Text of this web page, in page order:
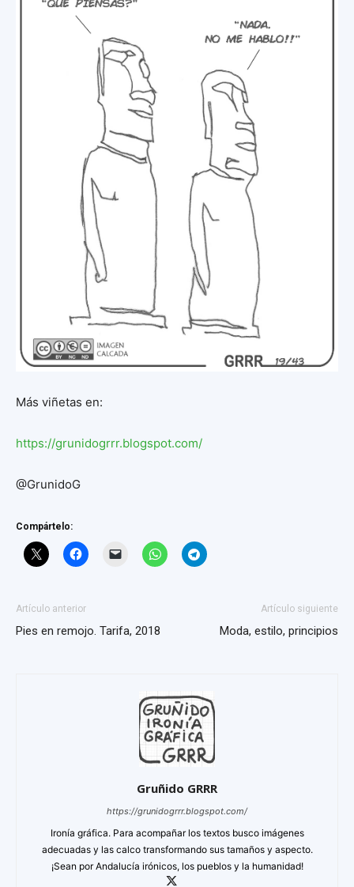
Más viñetas en:
https://grunidogrrr.blogspot.com/
@GrunidoG
Compártelo:
Artículo anterior
Pies en remojo. Tarifa, 2018
Artículo siguiente
Moda, estilo, principios
Gruñido GRRR
https://grunidogrrr.blogspot.com/
Ironía gráfica. Para acompañar los textos busco imágenes
adecuadas y las calco transformando sus tamaños y aspecto.
¡Sean por Andalucía irónicos, los pueblos y la humanidad!